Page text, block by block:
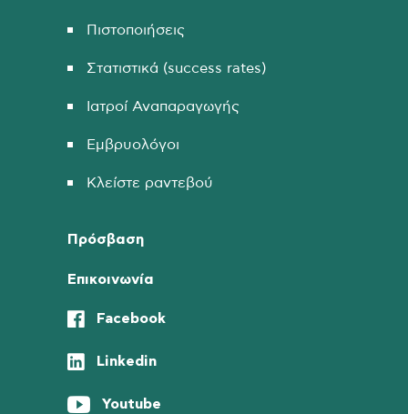
Πιστοποιήσεις
Στατιστικά (success rates)
Ιατροί Αναπαραγωγής
Εμβρυολόγοι
Κλείστε ραντεβού
Πρόσβαση
Επικοινωνία
Facebook
Linkedin
Youtube